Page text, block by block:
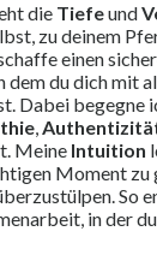
die Tiefeund
zu deinem
einen
dem du dich mit
Dabei begegne
,
Meine Intuition
Moment zu
So
in der